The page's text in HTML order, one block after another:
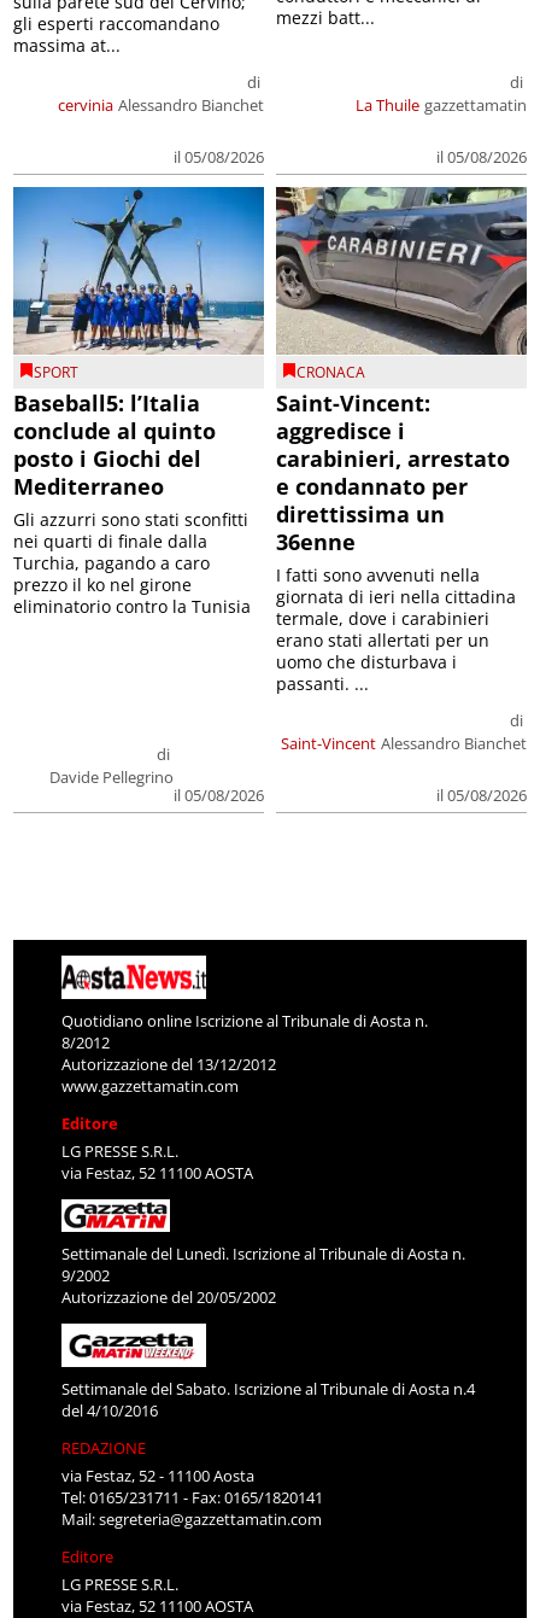
cervinia
di
Alessandro Bianchet
il 05/08/2026
gli esperti raccomandano
massima at...
La Thuile
di
gazzettamatin
il 05/08/2026
mezzi batt...
SPORT
Baseball5: l’Italia
conclude al quinto
posto i Giochi del
Mediterraneo
di
Davide Pellegrino
il 05/08/2026
Gli azzurri sono stati sconfitti
nei quarti di finale dalla
Turchia, pagando a caro
prezzo il ko nel girone
eliminatorio contro la Tunisia
CRONACA
Saint-Vincent:
aggredisce i
carabinieri, arrestato
e condannato per
direttissima un
36enne
Saint-Vincent
di
Alessandro Bianchet
il 05/08/2026
I fatti sono avvenuti nella
giornata di ieri nella cittadina
termale, dove i carabinieri
erano stati allertati per un
uomo che disturbava i
passanti. ...
Quotidiano online Iscrizione al Tribunale di Aosta n.
8/2012
Autorizzazione del 13/12/2012
www.gazzettamatin.com
Editore
LG PRESSE S.R.L.
via Festaz, 52 11100 AOSTA
Settimanale del Lunedì. Iscrizione al Tribunale di Aosta n.
9/2002
Autorizzazione del 20/05/2002
Settimanale del Sabato. Iscrizione al Tribunale di Aosta n.4
del 4/10/2016
REDAZIONE
via Festaz, 52 - 11100 Aosta
Tel: 0165/231711 - Fax: 0165/1820141
Mail:segreteria@gazzettamatin.com
Editore
LG PRESSE S.R.L.
via Festaz, 52 11100 AOSTA